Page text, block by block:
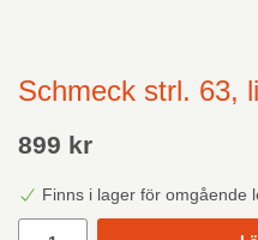
Schmeck strl. 63,
899 kr
Finns i lager för omgående